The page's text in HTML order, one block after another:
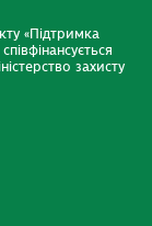
«Підтримка
захисту